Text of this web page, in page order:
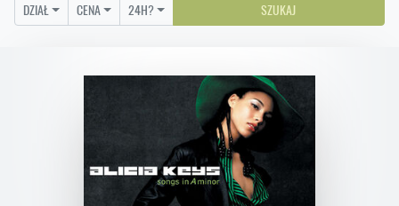
DZIAŁ CENA 24H? SZUKAJ